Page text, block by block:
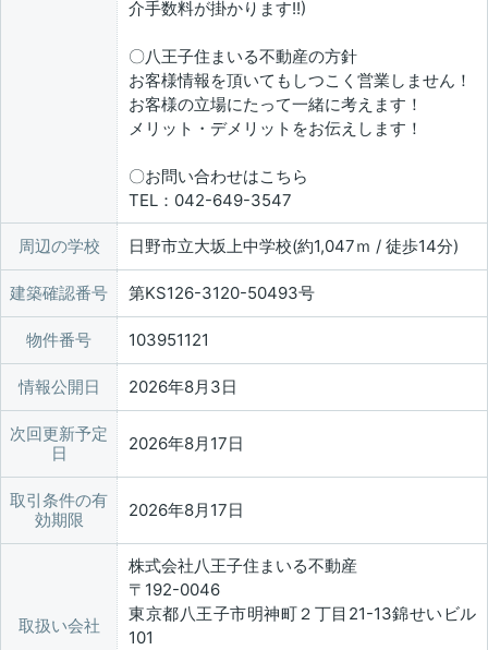
介手数料が掛かります!!)
〇八王子住まいる不動産の方針
お客様情報を頂いてもしつこく営業しません！
お客様の立場にたって一緒に考えます！
メリット・デメリットをお伝えします！
〇お問い合わせはこちら
TEL：042-649-3547
周辺の学校 日野市立大坂上中学校(約1,047ｍ / 徒歩14分)
建築確認番号 第KS126-3120-50493号
物件番号 103951121
情報公開日 2026年8月3日
次回更新予定
日
2026年8月17日
取引条件の有
効期限
2026年8月17日
取扱い会社
株式会社八王子住まいる不動産
〒192-0046
東京都八王子市明神町２丁目21-13錦せいビル
101